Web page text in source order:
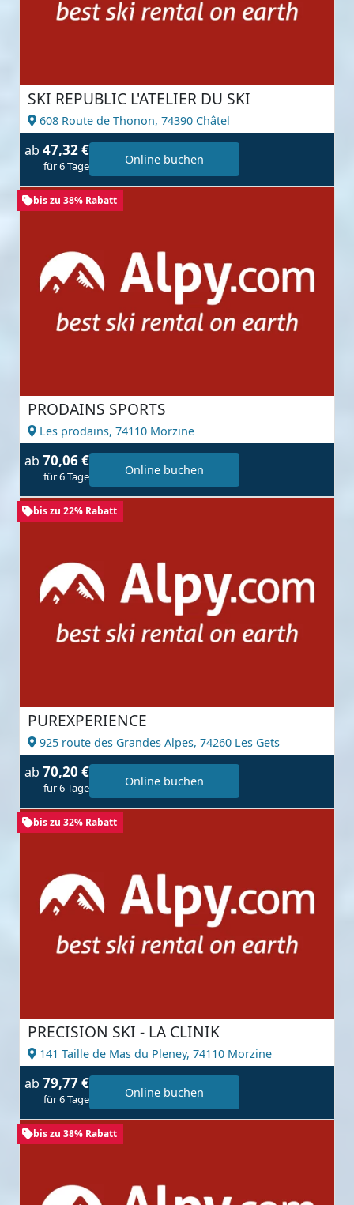
SKI REPUBLIC L'ATELIER DU SKI
608 Route de Thonon, 74390 Châtel
ab 47,32 €
für 6 Tage Online buchen
bis zu 38% Rabatt
PRODAINS SPORTS
Les prodains, 74110 Morzine
ab 70,06 €
für 6 Tage Online buchen
bis zu 22% Rabatt
PUREXPERIENCE
925 route des Grandes Alpes, 74260 Les Gets
ab 70,20 €
für 6 Tage Online buchen
bis zu 32% Rabatt
PRECISION SKI - LA CLINIK
141 Taille de Mas du Pleney, 74110 Morzine
ab 79,77 €
für 6 Tage Online buchen
bis zu 38% Rabatt